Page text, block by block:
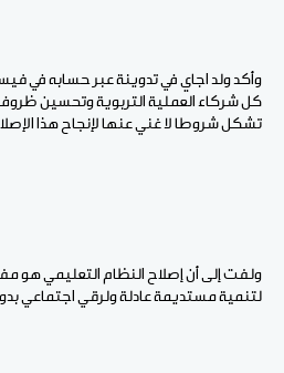
وأكد ولد اجاي في تدوينة عبر حسابه في
كل شركاء العملية التربوية وتحسين
تشكل شروطا لا غني عنها لإنجاح هذا
ولفت إلى أن إصلاح النظام التعليمي هو
لتنمية مستديمة عادلة ولرقي اجتماعي